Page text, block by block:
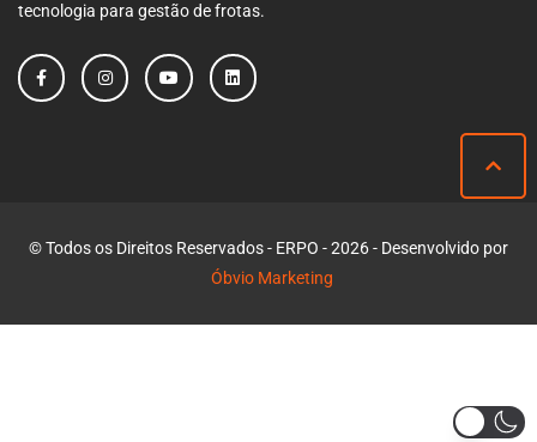
tecnologia para gestão de frotas.
© Todos os Direitos Reservados - ERPO - 2026 - Desenvolvido por
Óbvio Marketing